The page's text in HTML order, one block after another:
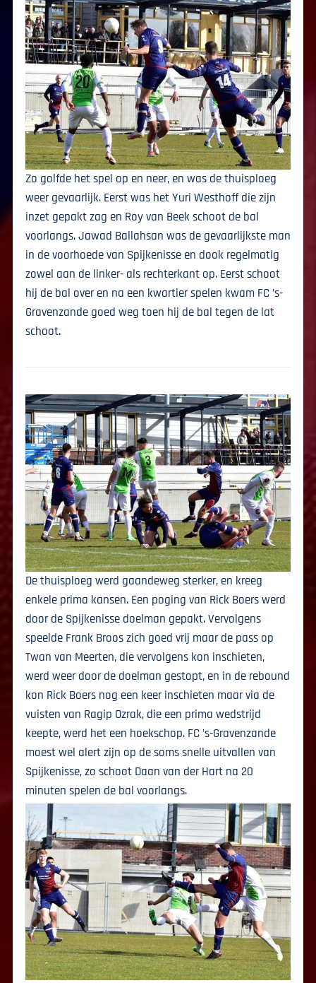
Zo golfde het spel op en neer, en was de thuisploeg
weer gevaarlijk. Eerst was het Yuri Westhoff die zijn
inzet gepakt zag en Roy van Beek schoot de bal
voorlangs. Jawad Ballahsan was de gevaarlijkste man
in de voorhoede van Spijkenisse en dook regelmatig
zowel aan de linker- als rechterkant op. Eerst schoot
hij de bal over en na een kwartier spelen kwam FC ’s-
Gravenzande goed weg toen hij de bal tegen de lat
schoot.
De thuisploeg werd gaandeweg sterker, en kreeg
enkele prima kansen. Een poging van Rick Boers werd
door de Spijkenisse doelman gepakt. Vervolgens
speelde Frank Broos zich goed vrij maar de pass op
Twan van Meerten, die vervolgens kon inschieten,
werd weer door de doelman gestopt, en in de rebound
kon Rick Boers nog een keer inschieten maar via de
vuisten van Ragip Ozrak, die een prima wedstrijd
keepte, werd het een hoekschop. FC ’s-Gravenzande
moest wel alert zijn op de soms snelle uitvallen van
Spijkenisse, zo schoot Daan van der Hart na 20
minuten spelen de bal voorlangs.